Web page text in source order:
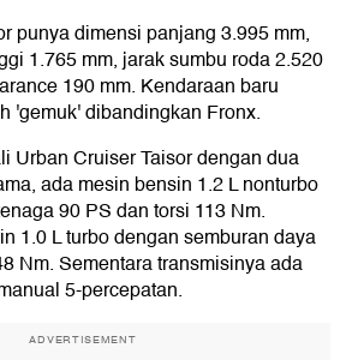
punya dimensi panjang 3.995 mm,
1.765 mm, jarak sumbu roda 2.520
190 mm. Kendaraan baru
'gemuk' dibandingkan Fronx.
Urban Cruiser Taisor dengan dua
ada mesin bensin 1.2 L nonturbo
90 PS dan torsi 113 Nm.
1.0 L turbo dengan semburan daya
Nm. Sementara transmisinya ada
5-percepatan.
ADVERTISEMENT